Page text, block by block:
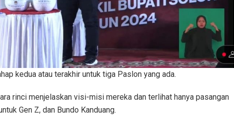
kedua atau terakhir untuk tiga Paslon yang ada.
rinci menjelaskan visi-misi mereka dan terlihat hanya pasangan
Gen Z, dan Bundo Kanduang.